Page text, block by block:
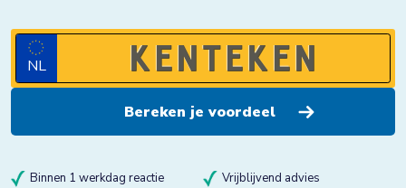
NL
Binnen 1 werkdag reactie Vrijblijvend advies